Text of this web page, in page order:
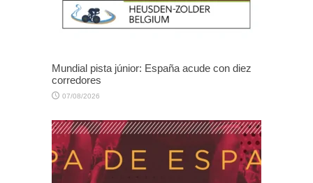
Mundial pista júnior: España acude con diez
corredores
07/08/2026